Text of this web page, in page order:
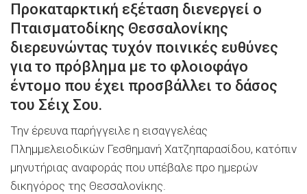
Προκαταρκτική εξέταση διενεργεί ο
Πταισματοδίκης Θεσσαλονίκης
διερευνώντας τυχόν ποινικές ευθύνες
για το πρόβλημα με το φλοιοφάγο
έντομο που έχει προσβάλλει το δάσος
του Σέιχ Σου.
Την έρευνα παρήγγειλε η εισαγγελέας
Πλημμελειοδικών Γεσθημανή Χατζηπαρασίδου, κατόπιν
μηνυτήριας αναφοράς που υπέβαλε προ ημερών
δικηγόρος της Θεσσαλονίκης.